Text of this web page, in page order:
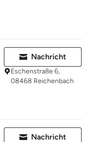
Nachricht
Eschenstraße 6,
08468 Reichenbach
Nachricht